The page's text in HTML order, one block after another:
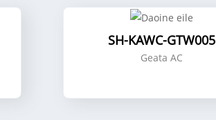
SH-KAWC-GTW005
Geata AC